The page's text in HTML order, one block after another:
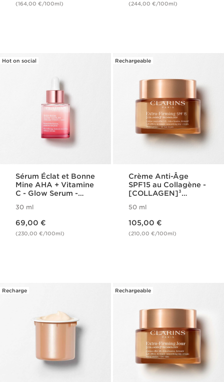
(164,00 €/100ml) (244,00 €/100ml)
Hot on social
Sérum Éclat et Bonne
Mine AHA + Vitamine
C - Glow Serum -
30 ml
69,00 €
(230,00 €/100ml)
Rechargeable
Crème Anti-Âge
SPF15 au Collagène -
[COLLAGEN]³
Firming
50 ml
105,00 €
(210,00 €/100ml)
Recharge Rechargeable